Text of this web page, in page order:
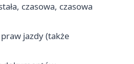
czasowa, czasowa
jazdy (także